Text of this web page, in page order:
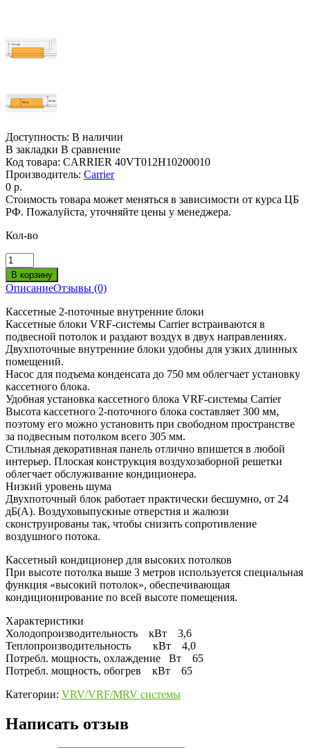
Доступность: В наличии
В закладки В сравнение
Код товара: CARRIER 40VT012H10200010
Производитель: Carrier
0 р.
Стоимость товара может меняться в зависимости от курса ЦБ
РФ. Пожалуйста, уточняйте цены у менеджера.
Кол-во
ОписаниеОтзывы (0)
Кассетные 2-поточные внутренние блоки
Кассетные блоки VRF-системы Carrier встраиваются в
подвесной потолок и раздают воздух в двух направлениях.
Двухпоточные внутренние блоки удобны для узких длинных
помещений.
Насос для подъема конденсата до 750 мм облегчает установку
кассетного блока.
Удобная установка кассетного блока VRF-системы Carrier
Высота кассетного 2-поточного блока составляет 300 мм,
поэтому его можно установить при свободном пространстве
за подвесным потолком всего 305 мм.
Стильная декоративная панель отлично впишется в любой
интерьер. Плоская конструкция воздухозаборной решетки
облегчает обслуживание кондиционера.
Низкий уровень шума
Двухпоточный блок работает практически бесшумно, от 24
дБ(А). Воздуховыпускные отверстия и жалюзи
сконструированы так, чтобы снизить сопротивление
воздушного потока.
Кассетный кондиционер для высоких потолков
При высоте потолка выше 3 метров используется специальная
функция «высокий потолок», обеспечивающая
кондиционирование по всей высоте помещения.
Характеристики
Холодопроизводительность кВт 3,6
Теплопроизводительность кВт 4,0
Потребл. мощность, охлаждение Вт 65
Потребл. мощность, обогрев кВт 65
Категории: VRV/VRF/MRV системы
Написать отзыв